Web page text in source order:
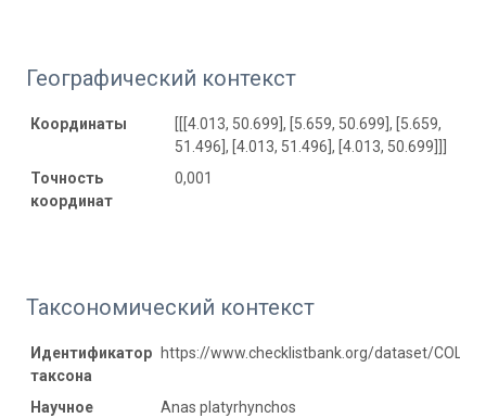
Географический контекст
Координаты
[[[4.013, 50.699], [5.659, 50.699], [5.659,
51.496], [4.013, 51.496], [4.013, 50.699]]]
Точность
координат
0,001
Таксономический контекст
Идентификатор
таксона
https://www.checklistbank.org/dataset/
Научное
Anas platyrhynchos